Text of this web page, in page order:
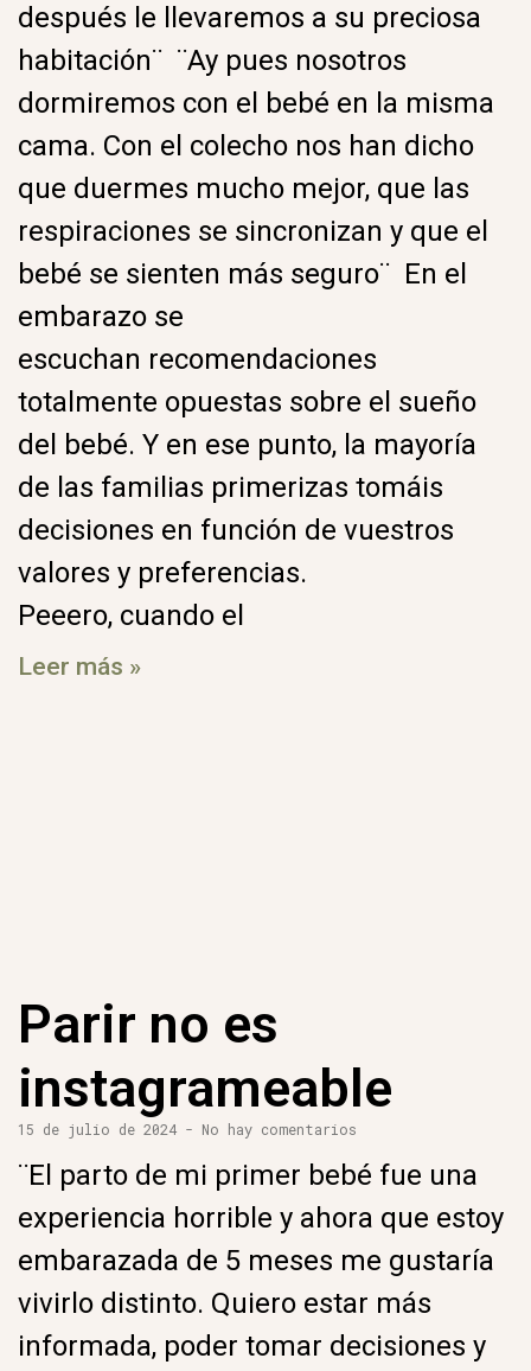
después le llevaremos a su preciosa
habitación¨ ¨Ay pues nosotros
dormiremos con el bebé en la misma
cama. Con el colecho nos han dicho
que duermes mucho mejor, que las
respiraciones se sincronizan y que el
bebé se sienten más seguro¨ En el
embarazo se
escuchan recomendaciones
totalmente opuestas sobre el sueño
del bebé. Y en ese punto, la mayoría
de las familias primerizas tomáis
decisiones en función de vuestros
valores y preferencias.
Peeero, cuando el
Leer más »
Parir no es
instagrameable
15 de julio de 2024 No hay comentarios
¨El parto de mi primer bebé fue una
experiencia horrible y ahora que estoy
embarazada de 5 meses me gustaría
vivirlo distinto. Quiero estar más
informada, poder tomar decisiones y